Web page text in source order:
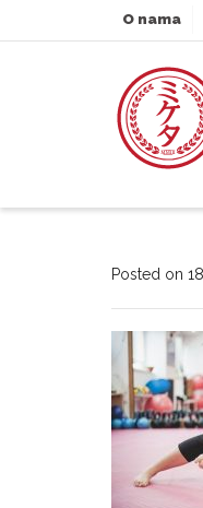
O nama
Posted on